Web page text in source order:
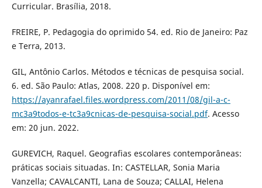
Curricular. Brasília, 2018.
FREIRE, P. Pedagogia do oprimido 54. ed. Rio de Janeiro: Paz
e Terra, 2013.
GIL, Antônio Carlos. Métodos e técnicas de pesquisa social.
6. ed. São Paulo: Atlas, 2008. 220 p. Disponível em:
https://ayanrafael.files.wordpress.com/2011/08/gil-a-c-
mc3a9todos-e-tc3a9cnicas-de-pesquisa-social.pdf. Acesso
em: 20 jun. 2022.
GUREVICH, Raquel. Geografias escolares contemporâneas:
práticas sociais situadas. In: CASTELLAR, Sonia Maria
Vanzella; CAVALCANTI, Lana de Souza; CALLAI, Helena